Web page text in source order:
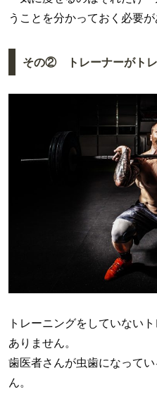
うことを分かっておく必要が
その② トレーナーがトレ
トレーニングをしていない
ありません。
歯医者さんが虫歯になって
ん。